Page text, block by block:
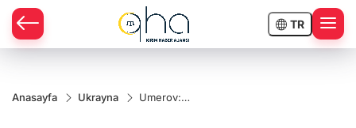
TR
Anasayfa Ukrayna
Umerov: